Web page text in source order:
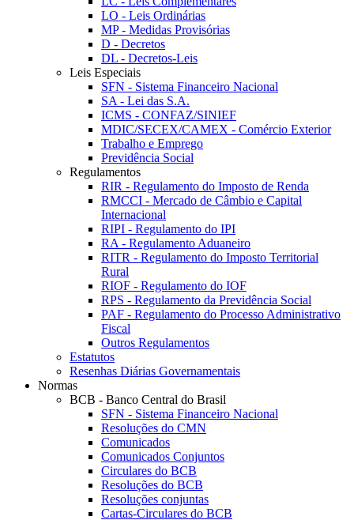
LO - Leis Ordinárias
MP - Medidas Provisórias
D - Decretos
DL - Decretos-Leis
Leis Especiais
SFN - Sistema Financeiro Nacional
SA - Lei das S.A.
ICMS - CONFAZ/SINIEF
MDIC/SECEX/CAMEX - Comércio Exterior
Trabalho e Emprego
Previdência Social
Regulamentos
RIR - Regulamento do Imposto de Renda
RMCCI - Mercado de Câmbio e Capital
Internacional
RIPI - Regulamento do IPI
RA - Regulamento Aduaneiro
RITR - Regulamento do Imposto Territorial
Rural
RIOF - Regulamento do IOF
RPS - Regulamento da Previdência Social
PAF - Regulamento do Processo Administrativo
Fiscal
Outros Regulamentos
Estatutos
Resenhas Diárias Governamentais
Normas
BCB - Banco Central do Brasil
SFN - Sistema Financeiro Nacional
Resoluções do CMN
Comunicados
Comunicados Conjuntos
Circulares do BCB
Resoluções do BCB
Resoluções conjuntas
Cartas-Circulares do BCB